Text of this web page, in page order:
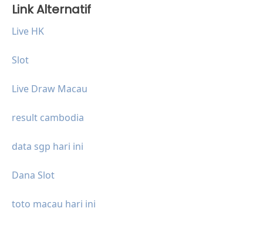
Link Alternatif
Live HK
Slot
Live Draw Macau
result cambodia
data sgp hari ini
Dana Slot
toto macau hari ini